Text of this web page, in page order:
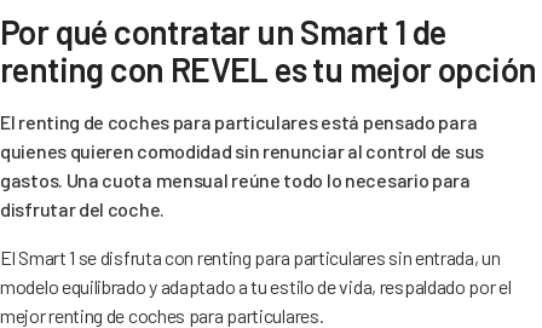
Por qué contratar un Smart 1 de
renting con REVEL es tu mejor opción
El renting de coches para particulares está pensado para
quienes quieren comodidad sin renunciar al control de sus
gastos. Una cuota mensual reúne todo lo necesario para
disfrutar del coche.
El Smart 1 se disfruta con renting para particulares sin entrada, un
modelo equilibrado y adaptado a tu estilo de vida, respaldado por el
mejor renting de coches para particulares.